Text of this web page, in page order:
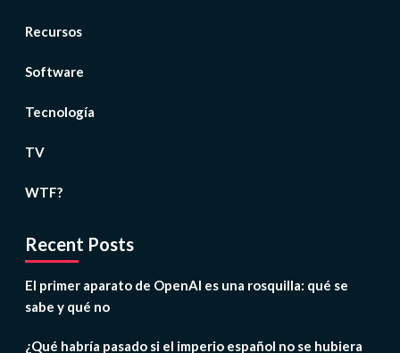
Recursos
Software
Tecnología
TV
WTF?
Recent Posts
El primer aparato de OpenAI es una rosquilla: qué se
sabe y qué no
¿Qué habría pasado si el imperio español no se hubiera